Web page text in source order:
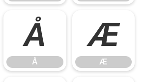
Å
Å
Æ
Æ